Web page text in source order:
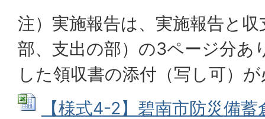
注）実施報告は、実施報告と
部、支出の部）の3ページ分あ
した領収書の添付（写し可）
【様式4-2】碧南市防災備